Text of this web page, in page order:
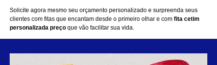
Solicite agora mesmo seu orçamento personalizado e surpreenda seus
clientes com fitas que encantam desde o primeiro olhar e com fita cetim
personalizada preço que vão facilitar sua vida.